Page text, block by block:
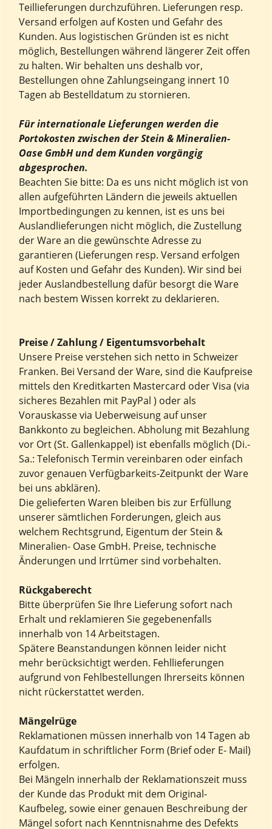
Teillieferungen durchzuführen. Lieferungen resp.
Versand erfolgen auf Kosten und Gefahr des
Kunden. Aus logistischen Gründen ist es nicht
möglich, Bestellungen während längerer Zeit offen
zu halten. Wir behalten uns deshalb vor,
Bestellungen ohne Zahlungseingang innert 10
Tagen ab Bestelldatum zu stornieren.
Für internationale Lieferungen werden die
Portokosten zwischen der Stein & Mineralien-
Oase GmbH und dem Kunden vorgängig
abgesprochen.
Beachten Sie bitte: Da es uns nicht möglich ist von
allen aufgeführten Ländern die jeweils aktuellen
Importbedingungen zu kennen, ist es uns bei
Auslandlieferungen nicht möglich, die Zustellung
der Ware an die gewünschte Adresse zu
garantieren (Lieferungen resp. Versand erfolgen
auf Kosten und Gefahr des Kunden). Wir sind bei
jeder Auslandbestellung dafür besorgt die Ware
nach bestem Wissen korrekt zu deklarieren.
Preise / Zahlung / Eigentumsvorbehalt
Unsere Preise verstehen sich netto in Schweizer
Franken. Bei Versand der Ware, sind die Kaufpreise
mittels den Kreditkarten Mastercard oder Visa (via
sicheres Bezahlen mit PayPal ) oder als
Vorauskasse via Ueberweisung auf unser
Bankkonto zu begleichen. Abholung mit Bezahlung
vor Ort (St. Gallenkappel) ist ebenfalls möglich (Di.-
Sa.: Telefonisch Termin vereinbaren oder einfach
zuvor genauen Verfügbarkeits-Zeitpunkt der Ware
bei uns abklären).
Die gelieferten Waren bleiben bis zur Erfüllung
unserer sämtlichen Forderungen, gleich aus
welchem Rechtsgrund, Eigentum der Stein &
Mineralien- Oase GmbH. Preise, technische
Änderungen und Irrtümer sind vorbehalten.
Rückgaberecht
Bitte überprüfen Sie Ihre Lieferung sofort nach
Erhalt und reklamieren Sie gegebenenfalls
innerhalb von 14 Arbeitstagen.
Spätere Beanstandungen können leider nicht
mehr berücksichtigt werden. Fehllieferungen
aufgrund von Fehlbestellungen Ihrerseits können
nicht rückerstattet werden.
Mängelrüge
Reklamationen müssen innerhalb von 14 Tagen ab
Kaufdatum in schriftlicher Form (Brief oder E- Mail)
erfolgen.
Bei Mängeln innerhalb der Reklamationszeit muss
der Kunde das Produkt mit dem Original-
Kaufbeleg, sowie einer genauen Beschreibung der
Mängel sofort nach Kenntnisnahme des Defekts